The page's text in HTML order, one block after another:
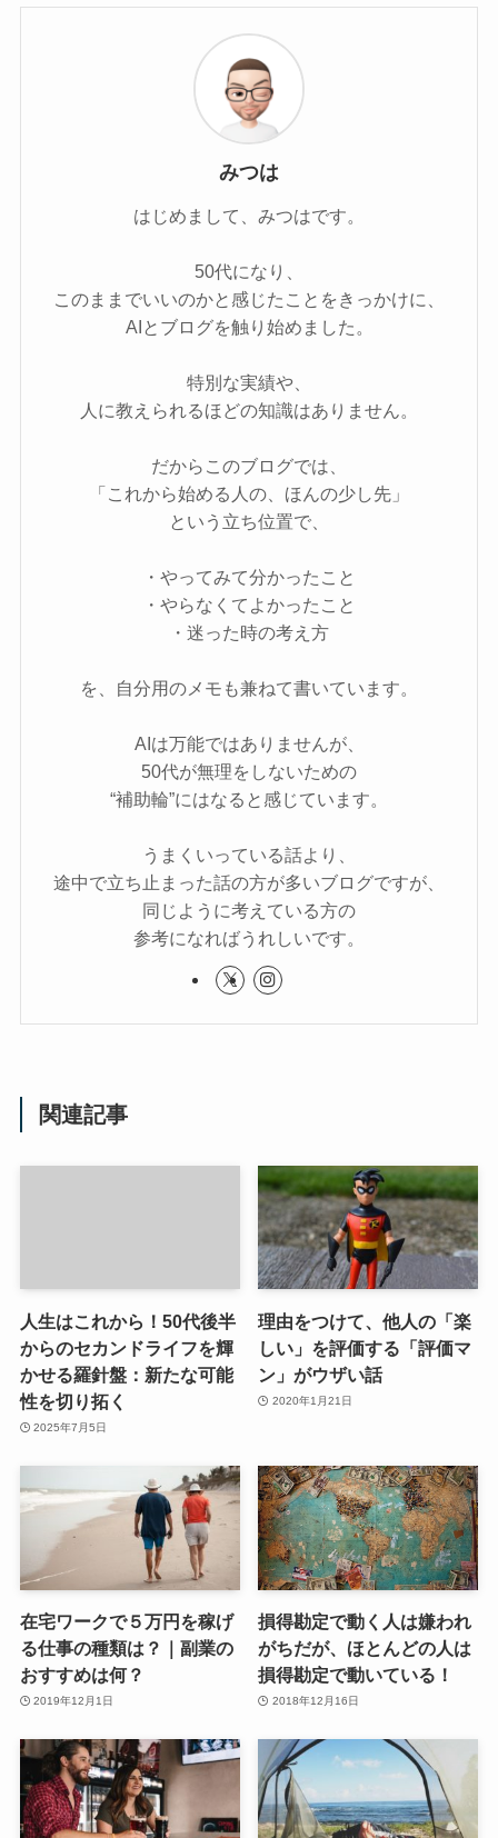
みつは
はじめまして、みつはです。
50代になり、
このままでいいのかと感じたことをきっかけに、
AIとブログを触り始めました。
特別な実績や、
人に教えられるほどの知識はありません。
だからこのブログでは、
「これから始める人の、ほんの少し先」
という立ち位置で、
・やってみて分かったこと
・やらなくてよかったこと
・迷った時の考え方
を、自分用のメモも兼ねて書いています。
AIは万能ではありませんが、
50代が無理をしないための
“補助輪”にはなると感じています。
うまくいっている話より、
途中で立ち止まった話の方が多いブログですが、
同じように考えている方の
参考になればうれしいです。
関連記事
人生はこれから！50代後半
からのセカンドライフを輝
かせる羅針盤：新たな可能
性を切り拓く
2025年7月5日
理由をつけて、他人の「楽
しい」を評価する「評価マ
ン」がウザい話
2020年1月21日
在宅ワークで５万円を稼げ
る仕事の種類は？｜副業の
おすすめは何？
2019年12月1日
損得勘定で動く人は嫌われ
がちだが、ほとんどの人は
損得勘定で動いている！
2018年12月16日